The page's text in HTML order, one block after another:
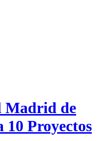
Madrid de
10 Proyectos